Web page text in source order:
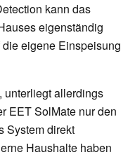
kann das
eigenständig
eigene Einspeisung
unterliegt allerdings
EET SolMate nur den
System direkt
Haushalte haben